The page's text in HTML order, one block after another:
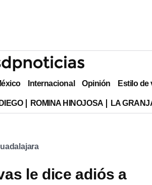
Internacional Opinión Estilo de
ROMINA HINOJOSA LA
le dice adiós a